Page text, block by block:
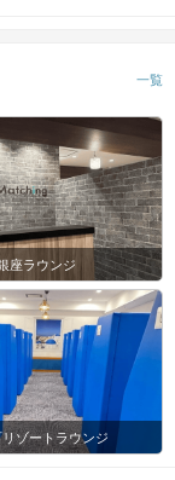
遅れる場合は
ております。
最少開催人
ャンセルによ
場合がござい
付きの身分証
バーカード、
一覧
座ラウンジ
ゾートラウンジ